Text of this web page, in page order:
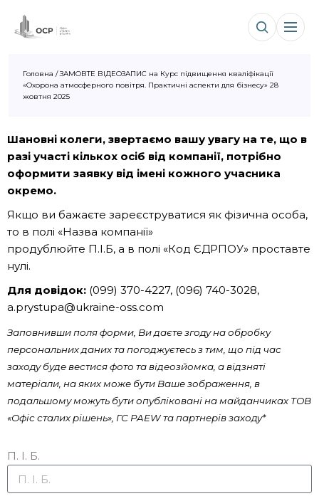
Головна /ЗАМОВТЕ ВІДЕОЗАПИС на Курс підвищення кваліфікації
«Охорона атмосферного повітря. Практичні аспекти для бізнесу» 28
жовтня 2025
Шановні колеги, звертаємо вашу увагу на те, що в
разі участі кількох осіб від компанії, потрібно
оформити заявку від імені кожного учасника
окремо.
Якщо ви бажаєте зареєструватися як фізична особа,
то в полі «Назва компанії»
продублюйте П.І.Б, а в полі «Код ЄДРПОУ» проставте
нулі.
Для довідок: (099) 370-4227, (096) 740-3028,
a.prystupa@ukraine-oss.com
Заповнивши поля форми, Ви даєте згоду на обробку
персональних даних та погоджуєтесь з тим, що під час
заходу буде вестися фото та відеозйомка, а відзняті
матеріали, на яких може бути Ваше зображення, в
подальшому можуть бути опубліковані на майданчиках ТОВ
«Офіс сталих рішень», ГС PAEW та партнерів заходу*
П. І. Б.